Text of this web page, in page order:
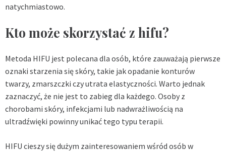
natychmiastowo.
Kto może skorzystać z hifu?
Metoda HIFU jest polecana dla osób, które zauważają pierwsze
oznaki starzenia się skóry, takie jak opadanie konturów
twarzy, zmarszczki czy utrata elastyczności. Warto jednak
zaznaczyć, że nie jest to zabieg dla każdego. Osoby z
chorobami skóry, infekcjami lub nadwrażliwością na
ultradźwięki powinny unikać tego typu terapii.
HIFU cieszy się dużym zainteresowaniem wśród osób w